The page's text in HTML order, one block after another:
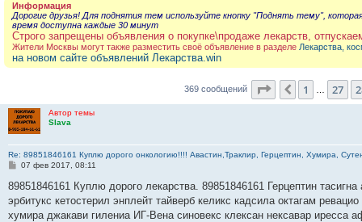
Информация
Дорогие друзья! Для поднятия тем используйте кнопку "Поднять тему",
время доступна каждые 30 минут
Строго запрещены объявления о покупке\продаже лекарств,
Жители Москвы могут также разместить своё объявление в разделе Лекарства,
на новом сайте объявлений Лекарства.win
369 сообщений Страница 29из
Пред.
1 27
Автор темы
Slava
Re: 89851846161 Куплю дорого онкологию!!!! Авастин,Траклир, Герцептин, Хумира,
С
о
щ
е
07 фев 2017, 08:11
89851846161 Куплю дорого лекарства. 89851846161 Герцептин
эрбитукс кетостерил энплейт тайверб келикс кадсила октагам
хумира джакави гилениа ИГ-Вена синовекс клексан нексавар иресса